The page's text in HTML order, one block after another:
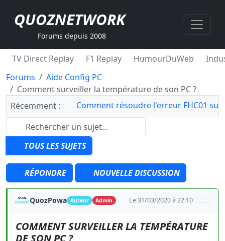
QUOZNETWORK
Forums depuis 2008
TV Direct Replay F1 Replay HumourDuWeb
Forums
Aide Config PC
Comment surveiller la température de son PC ?
Récemment :
Comment résoudre l'erreur FHC01 sur
TOUS LES SUJETS
RÉPONDRE NOUVELLE DISCUSSION
QuozPowa Auteur Admin Le 31/03/2020 à 22:10
COMMENT SURVEILLER LA TEMPÉRATURE
DE SON PC ?